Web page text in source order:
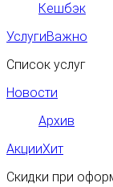
Кешбэк
УслугиВажно
Список услуг
Новости
Архив
АкцииХит
Скидки при